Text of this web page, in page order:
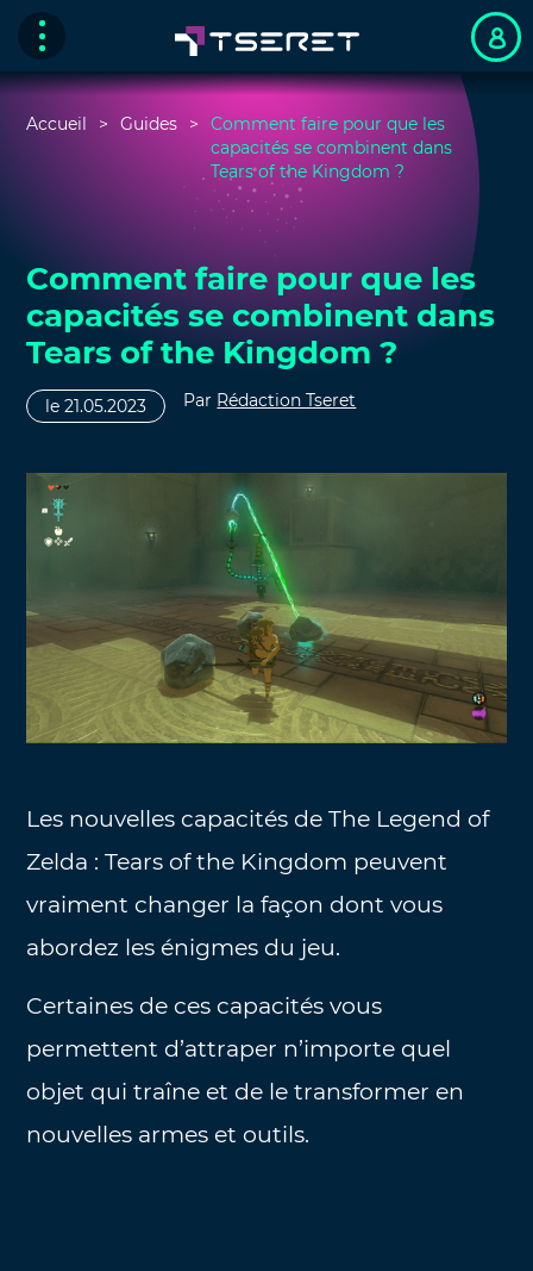
Accueil Guides
Comment faire pour que les
capacités se combinent dans
Tears of the Kingdom ?
Comment faire pour que les
capacités se combinent dans
Tears of the Kingdom ?
le 21.05.2023 Par Rédaction Tseret
Les nouvelles capacités de The Legend of
Zelda : Tears of the Kingdom peuvent
vraiment changer la façon dont vous
abordez les énigmes du jeu.
Certaines de ces capacités vous
permettent d’attraper n’importe quel
objet qui traîne et de le transformer en
nouvelles armes et outils.